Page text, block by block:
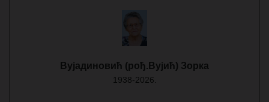
Вујадиновић (рођ.Вујић) Зорка
1938-2026.